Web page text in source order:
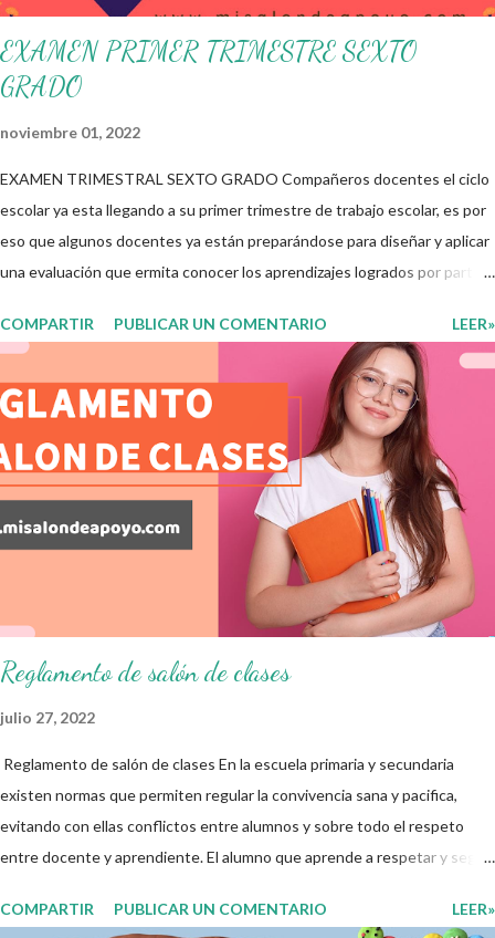
EXAMEN PRIMER TRIMESTRE SEXTO
GRADO
noviembre 01, 2022
EXAMEN TRIMESTRAL SEXTO GRADO Compañeros docentes el ciclo
escolar ya esta llegando a su primer trimestre de trabajo escolar, es por
eso que algunos docentes ya están preparándose para diseñar y aplicar
una evaluación que ermita conocer los aprendizajes logrados por parte
para evaluar las diferentes asignaturas que sus alumnos cursaron
durante este ciclo escolar, permitiendo obtener un mayor panorama de
los aprendizajes claves que sus nuevos aprendientes ya lograron
alcanzar y de aquellos que aun necesitan consolidar. Esto con la
finalidad de que elaboramos un plan de intervención adecuado para
atender las necesidades que nuestro grupo requiera de acuerdo a los
resultados del examen trimestral que apliquemos. Sin mas que decir les
damos las gracias para seguir apoyándonos en este nuevo blog
educativo y gracias por su preferencia. Recuerden que todo material
COMPARTIR PUBLICAR UN COMENTARIO LEER»
Reglamento de salón de clases
julio 27, 2022
Reglamento de salón de clases En la escuela primaria y secundaria
existen normas que permiten regular la convivencia sana y pacifica,
evitando con ellas conflictos entre alumnos y sobre todo el respeto
entre docente y aprendiente. El alumno que aprende a respetar y seguir
entiende las consecuencias de sus acciones, es por eso que el objetivo
COMPARTIR PUBLICAR UN COMENTARIO LEER»